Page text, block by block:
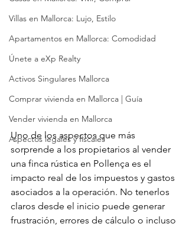
Villas en Mallorca: Lujo, Estilo
Apartamentos en Mallorca: Comodidad
Únete a eXp Realty
Activos Singulares Mallorca
Comprar vivienda en Mallorca | Guía
Vender vivienda en Mallorca
Aspectos legales y fiscales
Uno de los aspectos que más
sorprende a los propietarios al vender
una finca rústica en Pollença es el
impacto real de los impuestos y gastos
asociados a la operación. No tenerlos
claros desde el inicio puede generar
frustración, errores de cálculo o incluso